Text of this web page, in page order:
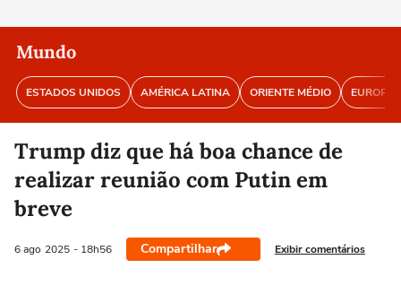
Mundo
ESTADOS UNIDOS AMÉRICA LATINA ORIENTE MÉDIO EUROPA
Trump diz que há boa chance de
realizar reunião com Putin em
breve
6 ago 2025 - 18h56 Compartilhar Exibir comentários